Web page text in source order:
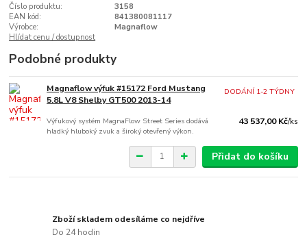
Číslo produktu:
3158
EAN kód:
841380081117
Výrobce:
Magnaflow
Hlídat cenu / dostupnost
Podobné produkty
Magnaflow výfuk #15172 Ford Mustang
5.8L V8 Shelby GT500 2013-14
Výfukový systém MagnaFlow Street Series dodává
hladký hluboký zvuk a široký otevřený výkon.
43 537,00 Kč/ks
DODÁNÍ 1-2 TÝDNY
Přidat do košíku
Zboží skladem odesíláme co nejdříve
Do 24 hodin